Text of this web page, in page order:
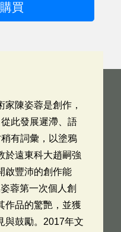
買
陳姿蓉是創作，
此發展遲滯、語
有詞彙，以塗鴉
於遠東科大趙嗣強
啟豐沛的創作能
蓉第一次個人創
作品的驚艷，並獲
與鼓勵。2017年文